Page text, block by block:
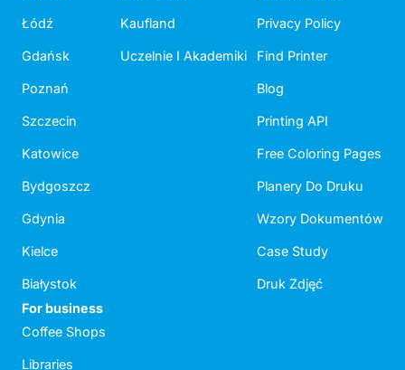
Łódź
Gdańsk
Poznań
Szczecin
Katowice
Bydgoszcz
Gdynia
Kielce
Białystok
Kaufland
Uczelnie I Akademiki
Privacy Policy
Find Printer
Blog
Printing API
Free Coloring Pages
Planery Do Druku
Wzory Dokumentów
Case Study
Druk Zdjęć
For business
Coffee Shops
Libraries